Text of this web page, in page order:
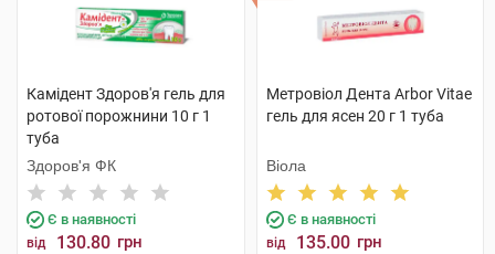
Камідент Здоров'я гель для
ротової порожнини 10 г 1
туба
Здоров'я ФК
Є в наявності
від 130.80 грн
Метровіол Дента Arbor Vitae
гель для ясен 20 г 1 туба
Віола
Є в наявності
від 135.00 грн